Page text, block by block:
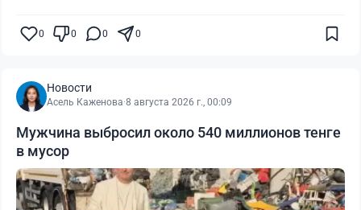
0 0 0 0
Новости
Асель Каженова·8 августа 2026 г., 00:09
Мужчина выбросил около 540 миллионов тенге
в мусор